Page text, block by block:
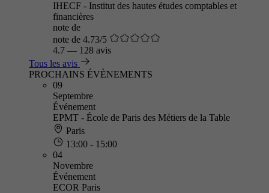
IHECF - Institut des hautes études comptables et
financières
note de
note de 4.73/5
4.7 — 128 avis
Tous les avis
PROCHAINS ÉVÈNEMENTS
09
Septembre
Événement
EPMT - École de Paris des Métiers de la Table
Paris
13:00 - 15:00
04
Novembre
Événement
ECOR Paris